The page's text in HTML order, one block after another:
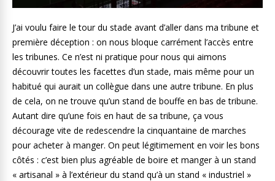
J’ai voulu faire le tour du stade avant d’aller dans ma tribune et
première déception : on nous bloque carrément l’accès entre
les tribunes. Ce n’est ni pratique pour nous qui aimons
découvrir toutes les facettes d’un stade, mais même pour un
habitué qui aurait un collègue dans une autre tribune. En plus
de cela, on ne trouve qu’un stand de bouffe en bas de tribune.
Autant dire qu’une fois en haut de sa tribune, ça vous
décourage vite de redescendre la cinquantaine de marches
pour acheter à manger. On peut légitimement en voir les bons
côtés : c’est bien plus agréable de boire et manger à un stand
« artisanal » à l’extérieur du stand qu’à un stand « industriel »